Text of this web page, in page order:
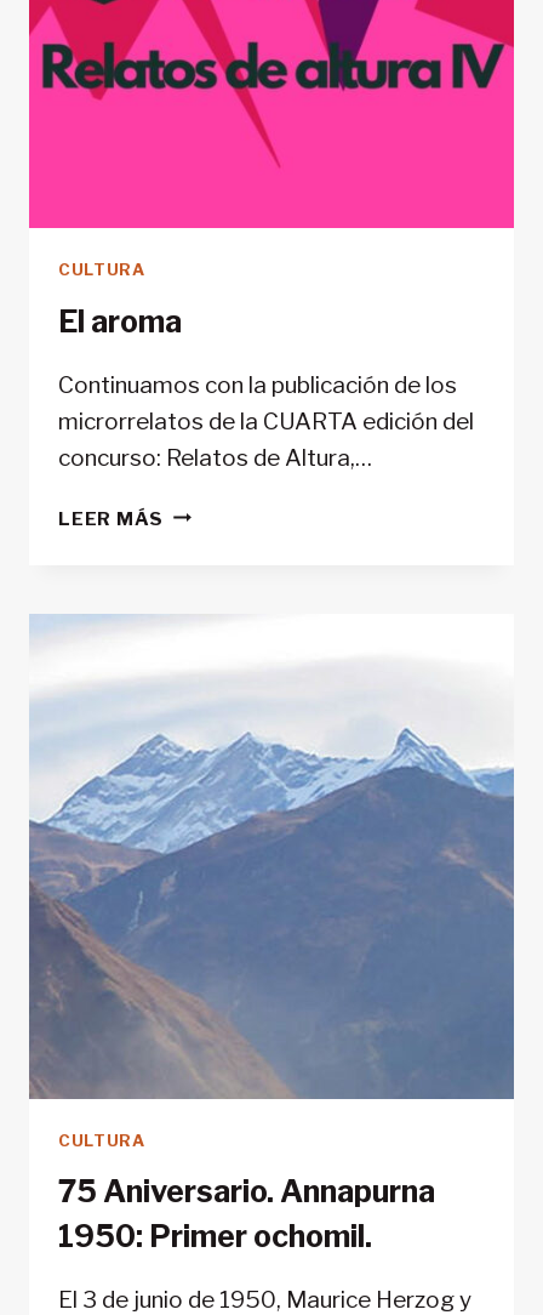
CULTURA
El aroma
Continuamos con la publicación de los
microrrelatos de la CUARTA edición del
concurso: Relatos de Altura,…
LEER MÁS EL
CULTURA
75 Aniversario. Annapurna
1950: Primer ochomil.
El 3 de junio de 1950, Maurice Herzog y